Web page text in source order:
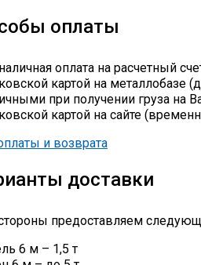
оплаты
оплата на расчетный
картой на металлобазе
при получении груза на
картой на сайте
и возврата
доставки
предоставляем
6 м – 1,5 т